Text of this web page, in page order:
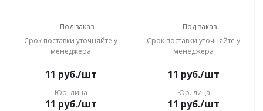
КЖ-766
Под заказ
Срок поставки уточняйте у
менеджера
11 руб./шт
Юр. лица
11 руб./шт
Под заказ
Срок поставки уточняйте у
менеджера
11 руб./шт
Юр. лица
11 руб./шт